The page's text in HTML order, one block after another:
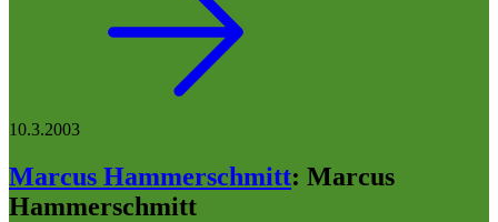
10.3.2003
Marcus Hammerschmitt: Marcus
Hammerschmitt